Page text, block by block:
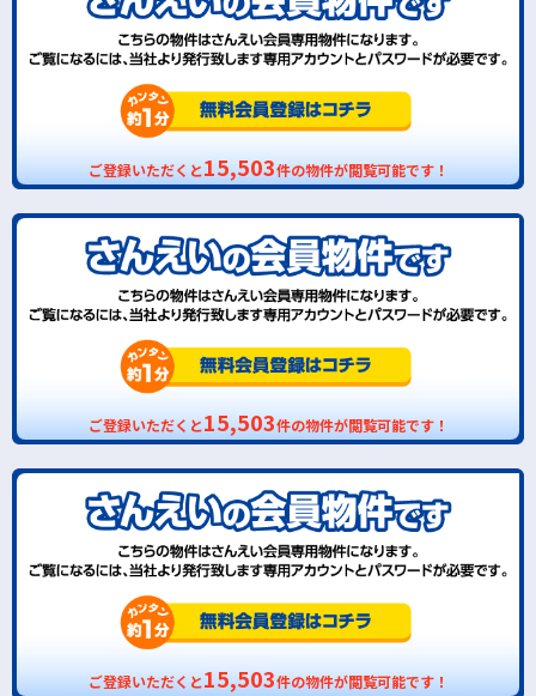
ご登録いただくと15,503件の物件が閲覧可能です！
ご登録いただくと15,503件の物件が閲覧可能です！
ご登録いただくと15,503件の物件が閲覧可能です！